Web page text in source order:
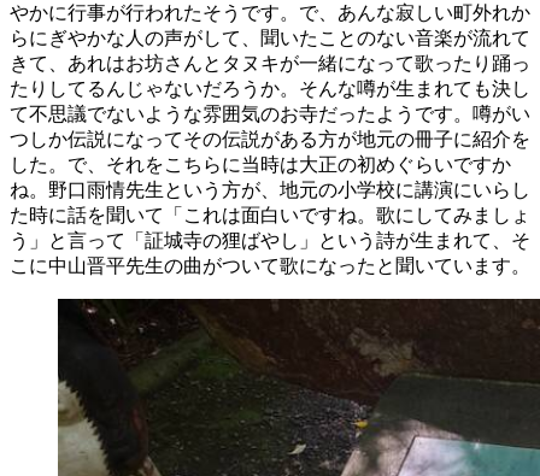
やかに行事が行われたそうです。で、あんな寂しい町外れか
らにぎやかな人の声がして、聞いたことのない音楽が流れて
きて、あれはお坊さんとタヌキが一緒になって歌ったり踊っ
たりしてるんじゃないだろうか。そんな噂が生まれても決し
て不思議でないような雰囲気のお寺だったようです。噂がい
つしか伝説になってその伝説がある方が地元の冊子に紹介を
した。で、それをこちらに当時は大正の初めぐらいですか
ね。野口雨情先生という方が、地元の小学校に講演にいらし
た時に話を聞いて「これは面白いですね。歌にしてみましょ
う」と言って「証城寺の狸ばやし」という詩が生まれて、そ
こに中山晋平先生の曲がついて歌になったと聞いています。